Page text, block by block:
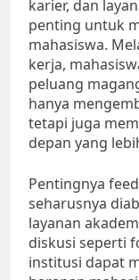
karier, dan
penting untuk
mahasiswa.
kerja,
peluang
hanya
tetapi juga
depan yang
Pentingnya
seharusnya
layanan
diskusi seperti
institusi dapat